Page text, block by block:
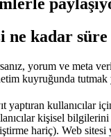
kadar süre
yorum ve meta
kuyruğunda
yaptıran kullanıcılar
kişisel
hariç). Web